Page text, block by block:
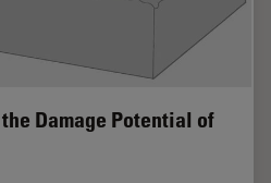
Damage Potential of